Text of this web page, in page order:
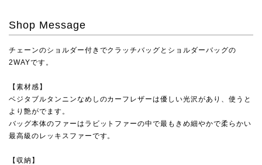
Shop Message
チェーンのショルダー付きでクラッチバッグとショルダーバッグの
2WAYです。
【素材感】
ベジタブルタンニンなめしのカーフレザーは優しい光沢があり、使うと
より艶がでます。
バッグ本体のファーはラビットファーの中で最もきめ細やかで柔らかい
最高級のレッキスファーです。
【収納】